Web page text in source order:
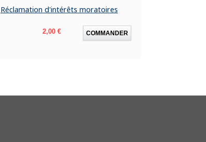
Réclamation d'intérêts moratoires
Prix
2,00 € COMMANDER